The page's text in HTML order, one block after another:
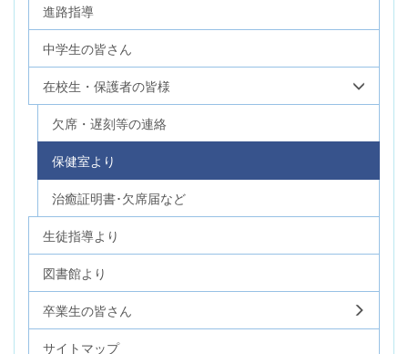
進路指導
中学生の皆さん
在校生・保護者の皆様
欠席・遅刻等の連絡
保健室より
治癒証明書･欠席届など
生徒指導より
図書館より
卒業生の皆さん
サイトマップ